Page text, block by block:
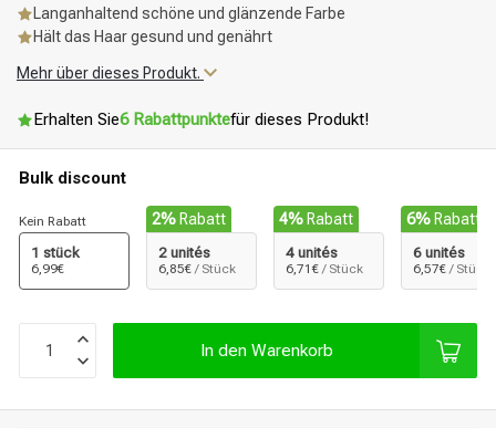
Langanhaltend schöne und glänzende Farbe
Hält das Haar gesund und genährt
Mehr über dieses Produkt.
Erhalten Sie6 Rabattpunktefür dieses Produkt!
Bulk discount
Kein Rabatt
1 stück
6,99€
2% Rabatt
2 unités
6,85€ / Stück
4% Rabatt
4 unités
6,71€ / Stück
6% Rabatt
6 unités
6,57€ / Stück
In den Warenkorb